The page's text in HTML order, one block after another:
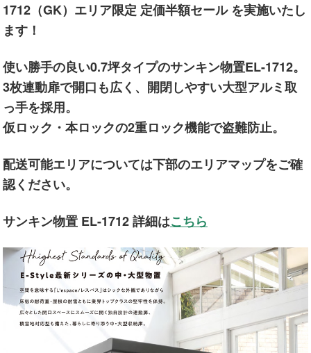
1712（GK）エリア限定 定価半額セール を実施いたし
ます！
使い勝手の良い0.7坪タイプのサンキン物置EL-1712。
3枚連動扉で開口も広く、開閉しやすい大型アルミ取
っ手を採用。
仮ロック・本ロックの2重ロック機能で盗難防止。
配送可能エリアについては下部のエリアマップをご確
認ください。
サンキン物置 EL-1712 詳細はこちら